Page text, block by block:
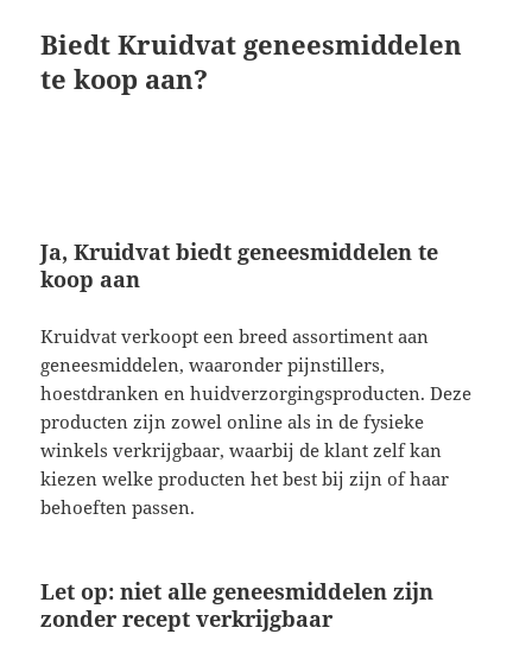
Biedt Kruidvat geneesmiddelen
te koop aan?
Ja, Kruidvat biedt geneesmiddelen te
koop aan
Kruidvat verkoopt een breed assortiment aan
geneesmiddelen, waaronder pijnstillers,
hoestdranken en huidverzorgingsproducten. Deze
producten zijn zowel online als in de fysieke
winkels verkrijgbaar, waarbij de klant zelf kan
kiezen welke producten het best bij zijn of haar
behoeften passen.
Let op: niet alle geneesmiddelen zijn
zonder recept verkrijgbaar